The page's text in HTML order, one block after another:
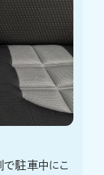
で駐車中にこ